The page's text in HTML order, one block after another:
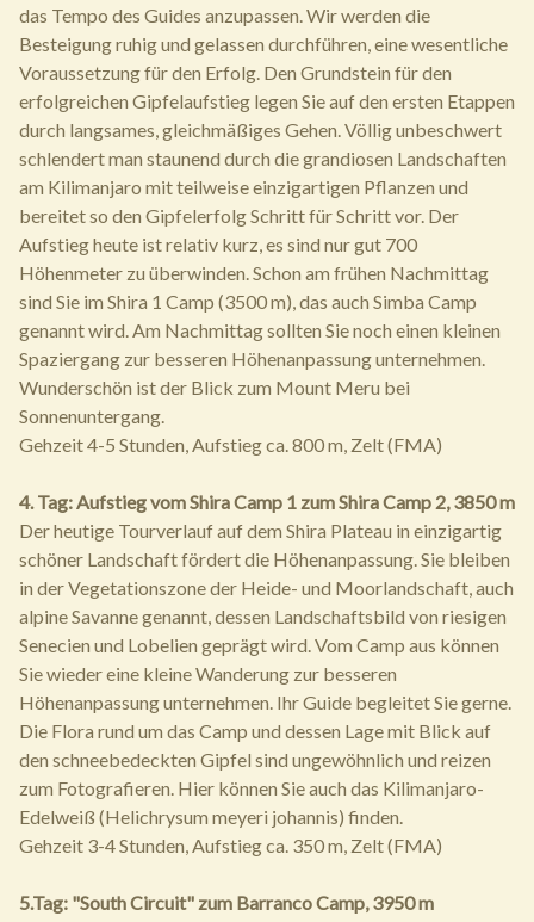
das Tempo des Guides anzupassen. Wir werden die
Besteigung ruhig und gelassen durchführen, eine wesentliche
Voraussetzung für den Erfolg. Den Grundstein für den
erfolgreichen Gipfelaufstieg legen Sie auf den ersten Etappen
durch langsames, gleichmäßiges Gehen. Völlig unbeschwert
schlendert man staunend durch die grandiosen Landschaften
am Kilimanjaro mit teilweise einzigartigen Pflanzen und
bereitet so den Gipfelerfolg Schritt für Schritt vor. Der
Aufstieg heute ist relativ kurz, es sind nur gut 700
Höhenmeter zu überwinden. Schon am frühen Nachmittag
sind Sie im Shira 1 Camp (3500 m), das auch Simba Camp
genannt wird. Am Nachmittag sollten Sie noch einen kleinen
Spaziergang zur besseren Höhenanpassung unternehmen.
Wunderschön ist der Blick zum Mount Meru bei
Sonnenuntergang.
Gehzeit 4-5 Stunden, Aufstieg ca. 800 m, Zelt (FMA)
4. Tag: Aufstieg vom Shira Camp 1 zum Shira Camp 2, 3850 m
Der heutige Tourverlauf auf dem Shira Plateau in einzigartig
schöner Landschaft fördert die Höhenanpassung. Sie bleiben
in der Vegetationszone der Heide- und Moorlandschaft, auch
alpine Savanne genannt, dessen Landschaftsbild von riesigen
Senecien und Lobelien geprägt wird. Vom Camp aus können
Sie wieder eine kleine Wanderung zur besseren
Höhenanpassung unternehmen. Ihr Guide begleitet Sie gerne.
Die Flora rund um das Camp und dessen Lage mit Blick auf
den schneebedeckten Gipfel sind ungewöhnlich und reizen
zum Fotografieren. Hier können Sie auch das Kilimanjaro-
Edelweiß (Helichrysum meyeri johannis) finden.
Gehzeit 3-4 Stunden, Aufstieg ca. 350 m, Zelt (FMA)
5.Tag: "South Circuit" zum Barranco Camp, 3950 m